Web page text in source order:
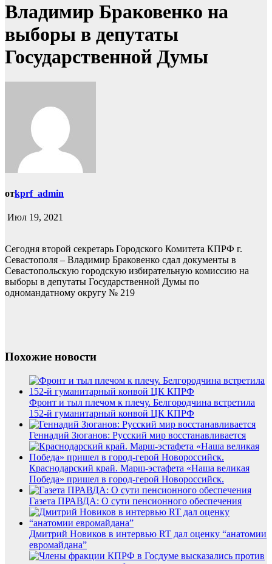
Владимир Браковенко на
выборы в депутаты
Государственной Думы
отkprf_admin
Июл 19, 2021
Сегодня второй секретарь Городского Комитета КПРФ г.
Севастополя – Владимир Браковенко сдал документы в
Севастопольскую городскую избирательную комиссию на
выборы в депутаты Государственной Думы по
одномандатному округу № 219
Похожие новости
Фронт и тыл плечом к плечу. Белгородчина встретила
152-й гуманитарный конвой ЦК КПРФ
Геннадий Зюганов: Русский мир восстанавливается
Краснодарский край. Марш-эстафета «Наша великая
Победа» пришел в город-герой Новороссийск.
Газета ПРАВДА: О сути пенсионного обеспечения
Дмитрий Новиков в интервью RT дал оценку “анатомии
евромайдана”